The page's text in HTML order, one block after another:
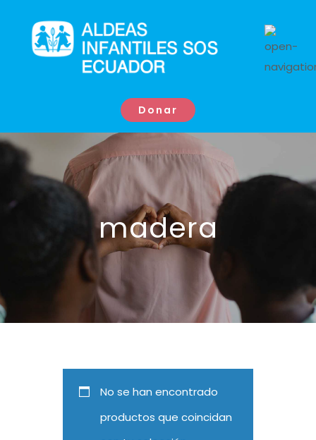
Donar
madera
No se han encontrado
productos que coincidan